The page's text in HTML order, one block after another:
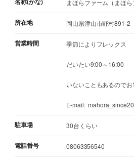
まほらファーム（まほら
所在地 岡山県津山市野村891-2
営業時間 季節によりフレックス
だいたい9:00～16:00
いないこともあるのでお
E-mail:
駐車場 30台くらい
電話番号 08063356540